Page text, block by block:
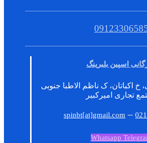
اسپین بلبرینگ
خ اکباتان، ک ناظم الاطبا جنوبی
تجاری امیرکبیر
spinbt[at]gmail.com –
Whatsapp